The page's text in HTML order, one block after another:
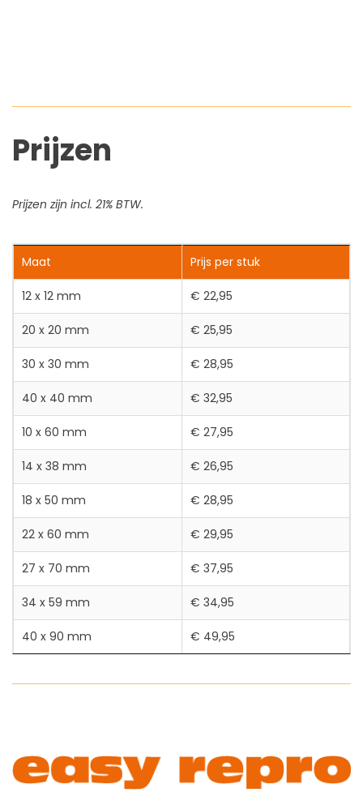
Prijzen
Prijzen zijn incl. 21% BTW.
Maat Prijs per stuk
12 x 12 mm € 22,95
20 x 20 mm € 25,95
30 x 30 mm € 28,95
40 x 40 mm € 32,95
10 x 60 mm € 27,95
14 x 38 mm € 26,95
18 x 50 mm € 28,95
22 x 60 mm € 29,95
27 x 70 mm € 37,95
34 x 59 mm € 34,95
40 x 90 mm € 49,95